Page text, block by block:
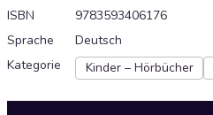
ISBN
9783593406176
Sprache
Deutsch
Kategorie
Kinder – Hörbücher